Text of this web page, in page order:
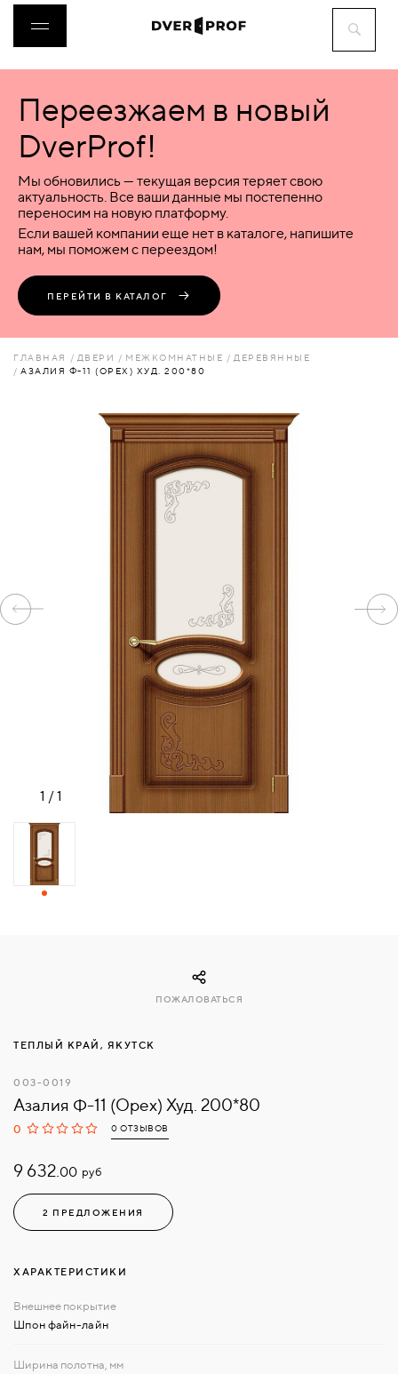
ДВЕРИ
ФУРНИТУРА
ВОРОТА
ПЕРЕГОРОДКИ
КОМПЛЕКТУЮЩИЕ
ИНТЕРЕСНЫЕ
СТАТЬИ
С
НАМИ
Переезжаем в новый
DverProf!
Мы обновились — текущая версия теряет свою
актуальность. Все ваши данные мы постепенно
переносим на новую платформу.
Если вашей компании еще нет в каталоге, напишите
нам, мы поможем с переездом!
ПЕРЕЙТИ В КАТАЛОГ
ГЛАВНАЯ ДВЕРИ МЕЖКОМНАТНЫЕ
ДЕРЕВЯННЫЕ
АЗАЛИЯ Ф-11 (ОРЕХ) ХУД. 200*80
1 /1
ТЕПЛЫЙ КРАЙ, ЯКУТСК
003-0019
Азалия Ф-11 (Орех) Худ. 200*80
0 0 ОТЗЫВОВ
9 632.00 руб
2 ПРЕДЛОЖЕНИЯ
ПОЖАЛОВАТЬСЯ
ХАРАКТЕРИСТИКИ
Шпон файн-лайн